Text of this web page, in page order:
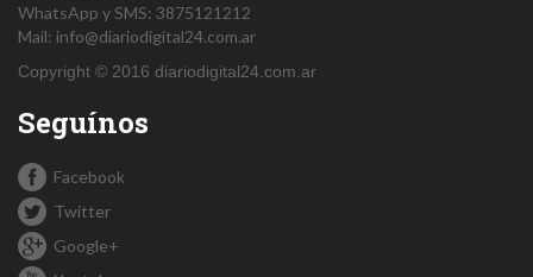
WhatsApp y SMS: 3875121212
Mail: info@diariodigital24.com.ar
Copyright © 2016 diariodigital24.com.ar
Seguínos
Facebook
Twitter
Google+